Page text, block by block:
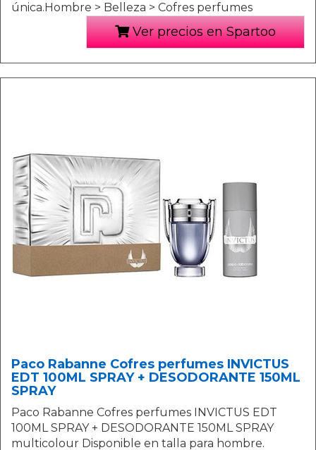
única.Hombre > Belleza > Cofres perfumes
Ver precios en Spartoo
Paco Rabanne Cofres perfumes INVICTUS
EDT 100ML SPRAY + DESODORANTE 150ML
SPRAY
Paco Rabanne Cofres perfumes INVICTUS EDT
100ML SPRAY + DESODORANTE 150ML SPRAY
multicolour Disponible en talla para hombre.